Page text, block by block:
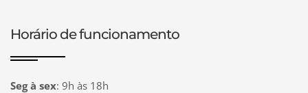
Horário de funcionamento
Seg à sex: 9h às 18h